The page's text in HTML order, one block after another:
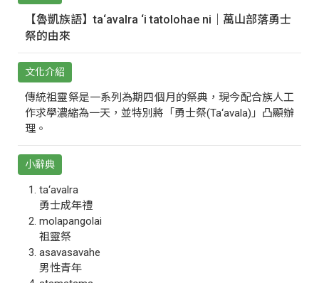
【魯凱族語】ta‘avalra ‘i tatolohae ni｜萬山部落勇士
祭的由來
文化介紹
傳統祖靈祭是一系列為期四個月的祭典，現今配合族人工
作求學濃縮為一天，並特別將「勇士祭(Ta‘avala)」凸顯辦
理。
小辭典
ta‘avalra
勇士成年禮
molapangolai
祖靈祭
asavasavahe
男性青年